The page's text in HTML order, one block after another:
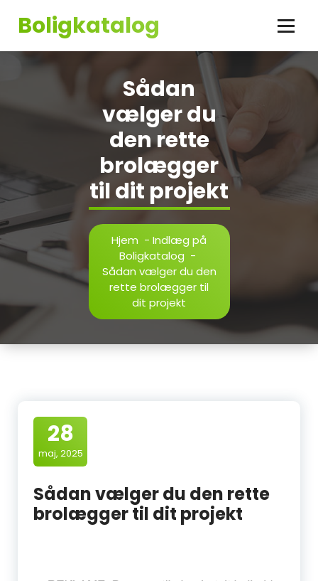
Boligkatalog
Sådan
vælger du
den rette
brolægger
til dit projekt
Hjem - Indlæg på
Boligkatalog -
Sådan vælger du den
rette brolægger til
dit projekt
28
maj, 2025
Sådan vælger du den rette
brolægger til dit projekt